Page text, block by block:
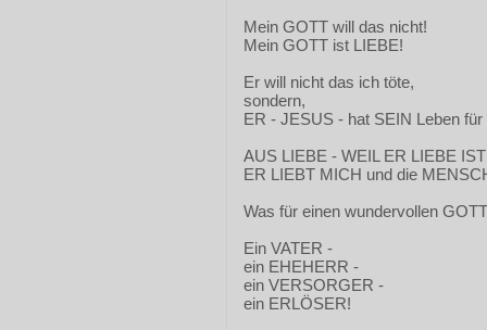
Mein GOTT will das nicht!
Mein GOTT ist LIEBE!
Er will nicht das ich töte,
sondern,
ER - JESUS - hat SEIN Leben
AUS LIEBE - WEIL ER LIEBE
ER LIEBT MICH und die
Was für einen wundervollen
Ein VATER -
ein EHEHERR -
ein VERSORGER -
ein ERLÖSER!